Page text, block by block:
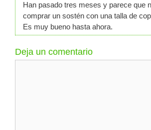
Han pasado tres meses y parece que
comprar un sostén con una talla de
Es muy bueno hasta ahora.
Deja un comentario